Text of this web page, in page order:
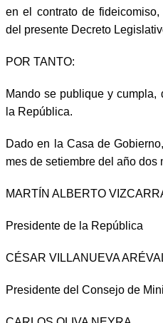
en el contrato de
del presente Decreto
POR TANTO:
Mando se publique y
la República.
Dado en la Casa de
mes de setiembre del año dos
MARTÍN ALBERTO
Presidente de la República
CÉSAR VILLANUEVA
Presidente del Consejo de